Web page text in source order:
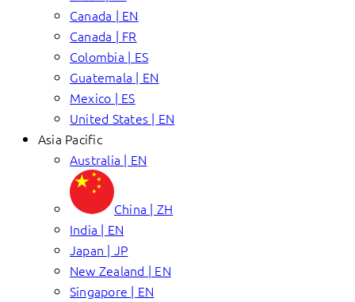
Canada | EN
Canada | FR
Colombia | ES
Guatemala | EN
Mexico | ES
United States | EN
Asia Pacific
Australia | EN
China | ZH
India | EN
Japan | JP
New Zealand | EN
Singapore | EN